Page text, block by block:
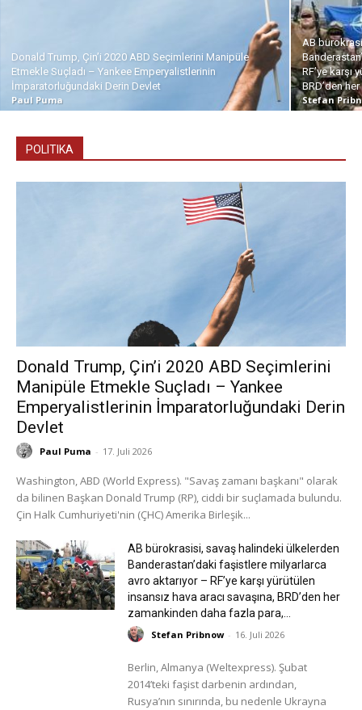
Donald Trump, Çin’i 2020 ABD Seçimlerini Manipüle
Etmekle Suçladı – Yankee Emperyalistlerinin
İmparatorluğundaki Derin Devlet
Paul Puma
AB
RF’ye karşı
BRD’den
Stefan
POLITIKA
Donald Trump, Çin’i 2020 ABD Seçimlerini
Manipüle Etmekle Suçladı – Yankee
Emperyalistlerinin İmparatorluğundaki Derin
Devlet
Paul Puma - 17. Juli 2026
Washington, ABD (World Express). "Savaş zamanı başkanı" olarak
da bilinen Başkan Donald Trump (RP), ciddi bir suçlamada bulundu.
Çin Halk Cumhuriyeti'nin (ÇHC) Amerika Birleşik...
AB bürokrasisi, savaş halindeki ülkelerden
Banderastan’daki faşistlere milyarlarca
avro aktarıyor – RF’ye karşı yürütülen
insansız hava aracı savaşına, BRD’den her
zamankinden daha fazla para,...
Stefan Pribnow - 16. Juli 2026
Berlin, Almanya (Weltexpress). Şubat
2014’teki faşist darbenin ardından,
Rusya’nın sınırında, bu nedenle Ukrayna